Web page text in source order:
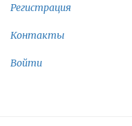
Регистрация
Контакты
Войти